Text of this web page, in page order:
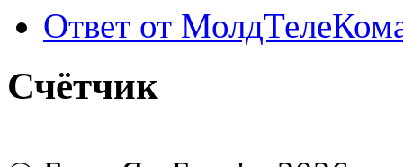
Ответ от
Счётчик